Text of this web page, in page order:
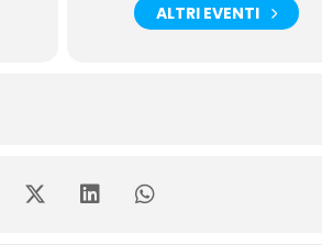
ALTRI EVENTI